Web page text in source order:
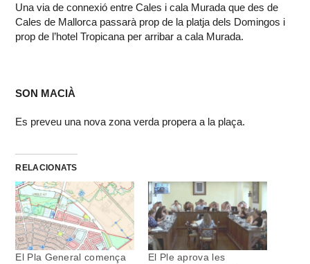
Una via de connexió entre Cales i cala Murada que des de
Cales de Mallorca passarà prop de la platja dels Domingos i
prop de l’hotel Tropicana per arribar a cala Murada.
SON MACIÀ
Es preveu una nova zona verda propera a la plaça.
RELACIONATS
El Pla General comença
El Ple aprova les